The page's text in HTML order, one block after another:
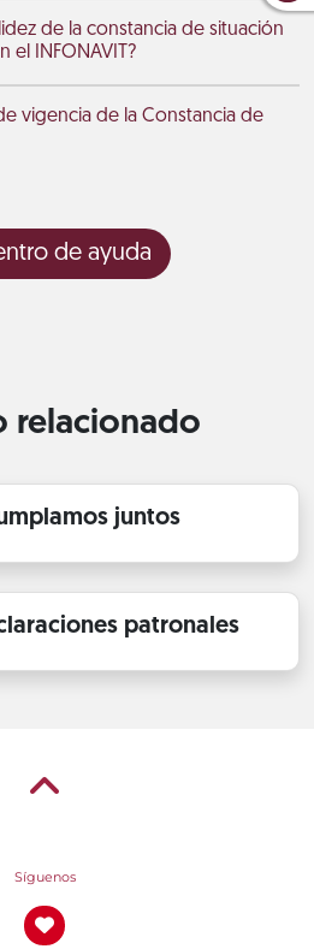
de la constancia de situación
el INFONAVIT?
vigencia de la Constancia de
de ayuda
relacionado
juntos
patronales
Síguenos